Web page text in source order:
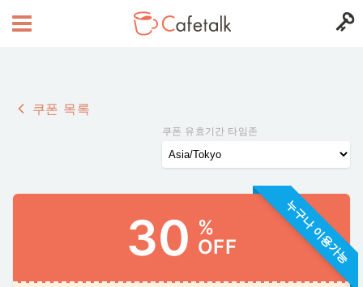
쿠폰 목록
쿠폰 유효기간 타임존
누구나 이용가능
30 %
OFF